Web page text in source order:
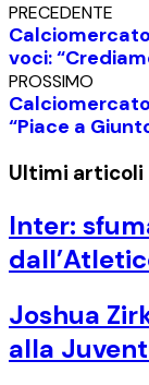
PRECEDENTE
voci:
PROSSIMO
“Piace a
Ultimi articoli
Inter:
Joshua
alla